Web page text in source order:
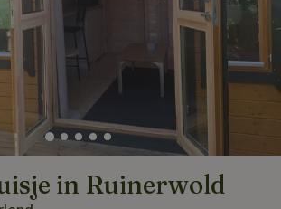
in Ruinerwold